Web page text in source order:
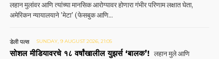
लहान मुलांवर आणि त्यांच्या मानसिक आरोग्यावर होणारा गंभीर परिणाम लक्षात घेता,
अमेरिकन न्यायालयाने 'मेटा' (फेसबुक आणि...
डेली पल्स SUNDAY, 9 AUGUST 2026, 21:05
सोशल मीडियावरचे १८ वर्षांखालील युझर्स ‘बालक’! लहान मुले आणि